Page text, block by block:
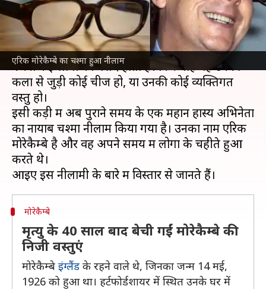
एरिक मोरेकैम्बे का चश्मा हुआ नीलाम
क्या है खबर?
पुराने जमाने के अभिनेताओं से जुड़ी वस्तुओं को जमा
करना कई लोगों को पसंद होता है। फिर चाहे वह उनकी
कला से जुड़ी कोई चीज हो, या उनकी कोई व्यक्तिगत
वस्तु हो।
इसी कड़ी में अब पुराने समय के एक महान हास्य अभिनेता
का नायाब चश्मा नीलाम किया गया है। उनका नाम एरिक
मोरेकैम्बे है और वह अपने समय में लोगों के चहीते हुआ
करते थे।
मोरेकैम्बे
मृत्यु के 40 साल बाद बेची गईं मोरेकैम्बे की
निजी वस्तुएं
मोरेकैम्बे इंग्लैंड के रहने वाले थे, जिनका जन्म 14 मई,
1926 को हुआ था। हर्टफोर्डशायर में स्थित उनके घर में